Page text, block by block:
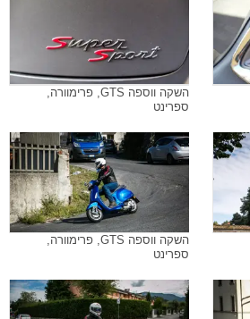
השקה ווספה GTS, פרימוורה,
ספרינט
השקה ווספה GTS, פרימוורה,
ספרינט